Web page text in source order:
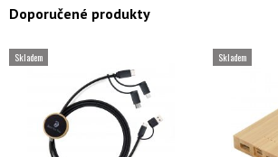
Doporučené produkty
Skladem Skladem